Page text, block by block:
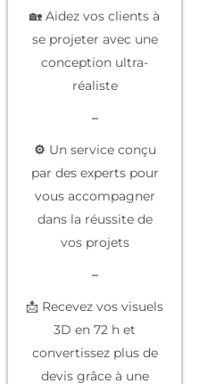
🏡 Aidez vos clients à
se projeter avec une
conception ultra-
réaliste
–
⚙️ Un service conçu
par des expertspour
vous accompagner
dans la réussite de
vos projets
–
📩 Recevez vos visuels
3D en 72 h et
convertissez plus de
devis grâce à une